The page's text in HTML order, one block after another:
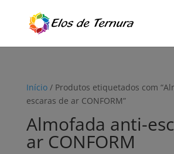
Início/ Produtos etiquetados com
escaras de ar CONFORM”
Almofada anti-
ar CONFORM